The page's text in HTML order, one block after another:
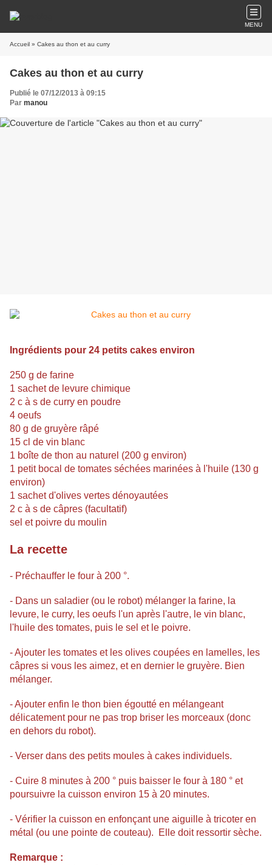
MENU
Accueil » Cakes au thon et au curry
Cakes au thon et au curry
Publié le 07/12/2013 à 09:15
Par manou
Ingrédients pour 24 petits cakes environ
250 g de farine
1 sachet de levure chimique
2 c à s de curry en poudre
4 oeufs
80 g de gruyère râpé
15 cl de vin blanc
1 boîte de thon au naturel (200 g environ)
1 petit bocal de tomates séchées marinées à l'huile (130 g
environ)
1 sachet d'olives vertes dénoyautées
2 c à s de câpres (facultatif)
sel et poivre du moulin
La recette
- Préchauffer le four à 200 °.
- Dans un saladier (ou le robot) mélanger la farine, la
levure, le curry, les oeufs l'un après l'autre, le vin blanc,
l'huile des tomates, puis le sel et le poivre.
- Ajouter les tomates et les olives coupées en lamelles, les
câpres si vous les aimez, et en dernier le gruyère. Bien
mélanger.
- Ajouter enfin le thon bien égoutté en mélangeant
délicatement pour ne pas trop briser les morceaux (donc
en dehors du robot).
- Verser dans des petits moules à cakes individuels.
- Cuire 8 minutes à 200 ° puis baisser le four à 180 ° et
poursuivre la cuisson environ 15 à 20 minutes.
- Vérifier la cuisson en enfonçant une aiguille à tricoter en
métal (ou une pointe de couteau). Elle doit ressortir sèche.
Remarque :